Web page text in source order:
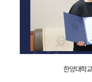
한국발성교정협
한양대학